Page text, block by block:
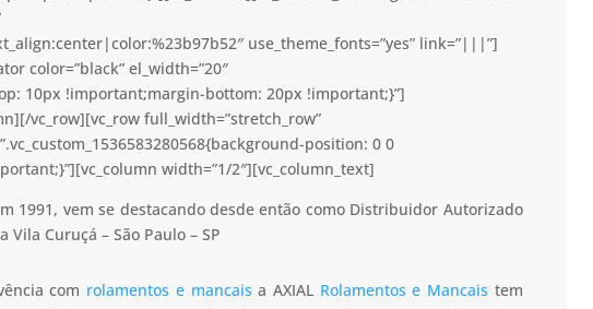
use_theme_fonts=”yes” link=”|||”]
color=”black” el_width=”20″
10px !important;margin-bottom: 20px !important;}”]
vc_row][vc_row full_width=”stretch_row”
position: 0 0
width=”1/2″][vc_column_text]
1991, vem se destacando desde então como Distribuidor Autorizado
Curuçá – São Paulo – SP
com rolamentos e mancais a AXIAL Rolamentos e Mancais tem